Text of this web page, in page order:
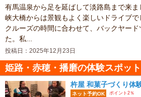
有馬温泉から足を延ばして淡路島まで来
峡大橋からは景観もよく楽しいドライブ
クルーズの時間に合わせて、バックヤー
た。私...
投稿日：2025年12月23日
姫路・赤穂・播磨の体験スポット
杵屋 和菓子づくり体
ネット予約OK ポイント2％